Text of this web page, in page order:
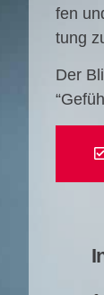
fen
tung
Der